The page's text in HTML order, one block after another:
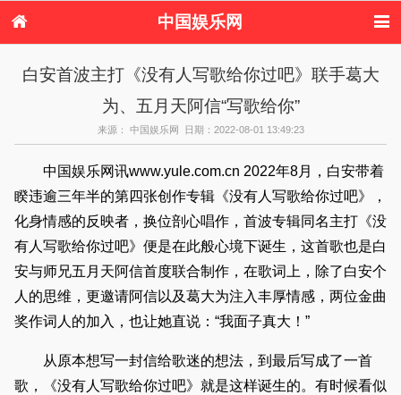
中国娱乐网
电视剧
演唱会 综艺节目
偶像活动
白安首波主打《没有人写歌给你过吧》联手葛大
为、五月天阿信“写歌给你”
来源： 中国娱乐网 日期：2022-08-01 13:49:23
中国娱乐网讯www.yule.com.cn 2022年8月，白安带着
睽违逾三年半的第四张创作专辑《没有人写歌给你过吧》，
化身情感的反映者，换位剖心唱作，首波专辑同名主打《没
有人写歌给你过吧》便是在此般心境下诞生，这首歌也是白
安与师兄五月天阿信首度联合制作，在歌词上，除了白安个
人的思维，更邀请阿信以及葛大为注入丰厚情感，两位金曲
奖作词人的加入，也让她直说：“我面子真大！”
从原本想写一封信给歌迷的想法，到最后写成了一首
歌，《没有人写歌给你过吧》就是这样诞生的。有时候看似